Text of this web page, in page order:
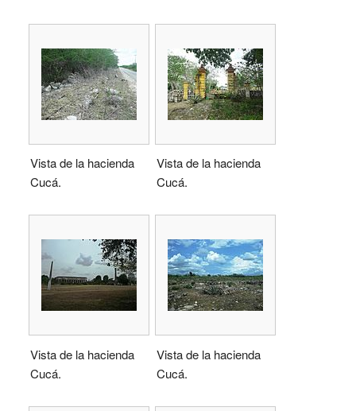
Vista de la hacienda
Cucá.
Vista de la hacienda
Cucá.
Vista de la hacienda
Cucá.
Vista de la hacienda
Cucá.